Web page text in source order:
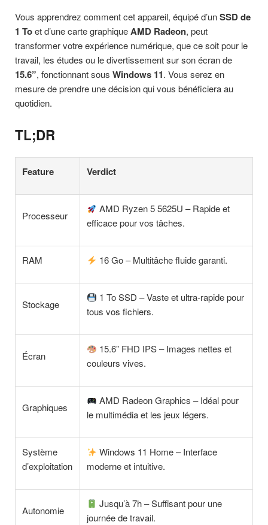
Vous apprendrez comment cet appareil, équipé d’unSSD de
1 Toet d’une carte graphiqueAMD Radeon, peut
transformer votre expérience numérique, que ce soit pour le
travail, les études ou le divertissement sur son écran de
15.6”, fonctionnant sous Windows 11. Vous serez en
mesure de prendre une décision qui vous bénéficiera au
quotidien.
TL;DR
Feature Verdict
Processeur
AMD Ryzen 5 5625U – Rapide et
efficace pour vos tâches.
RAM 16 Go – Multitâche fluide garanti.
Stockage
1 To SSD – Vaste et ultra-rapide pour
tous vos fichiers.
Écran
15.6” FHD IPS – Images nettes et
couleurs vives.
Graphiques
AMD Radeon Graphics – Idéal pour
le multimédia et les jeux légers.
Système
d’exploitation
Windows 11 Home – Interface
moderne et intuitive.
Autonomie
Jusqu’à 7h – Suffisant pour une
journée de travail.